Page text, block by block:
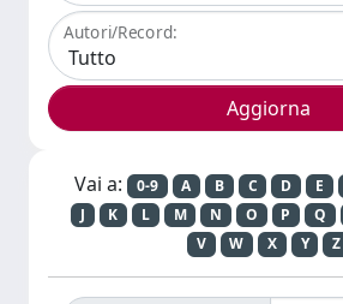
Autori/Record:
Vai a: 0-9 A B C D E
J
K L M N O P Q
V
W X Y Z